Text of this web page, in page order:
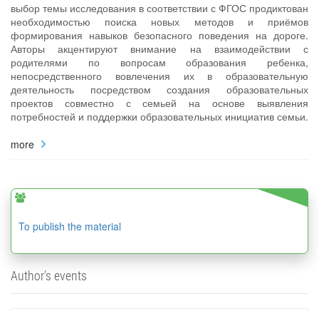
выбор темы исследования в соответствии с ФГОС продиктован
необходимостью поиска новых методов и приёмов
формирования навыков безопасного поведения на дороге.
Авторы акцентируют внимание на взаимодействии с
родителями по вопросам образования ребенка,
непосредственного вовлечения их в образовательную
деятельность посредством создания образовательных
проектов совместно с семьей на основе выявления
потребностей и поддержки образовательных инициатив семьи.
more
To publish the material
Author's events